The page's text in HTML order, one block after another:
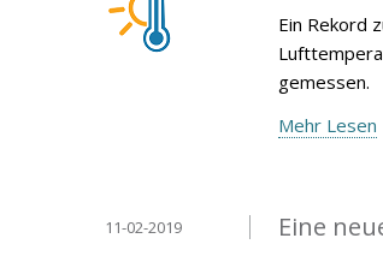
Ein Rekord
gemessen.
Mehr Lesen
Eine
11-02-2019